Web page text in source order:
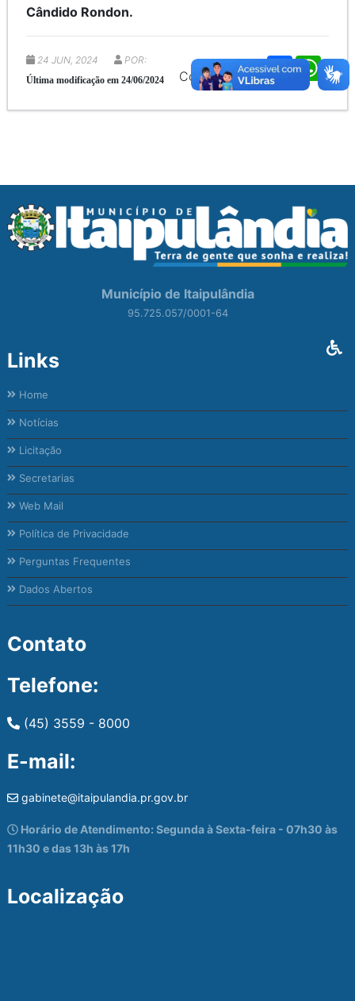
Cândido Rondon.
Compartilhe:
F
a
c
b
W
h
a
s
24 JUN, 2024 POR:
Última modificação em 24/06/2024
Município de Itaipulândia
95.725.057/0001-64
Links
Home
Notícias
Licitação
Secretarias
Web Mail
Política de Privacidade
Perguntas Frequentes
Dados Abertos
Contato
Telefone:
(45) 3559 - 8000
E-mail:
gabinete@itaipulandia.pr.gov.br
Horário de Atendimento: Segunda à Sexta-feira - 07h30 às
11h30 e das 13h às 17h
Localização